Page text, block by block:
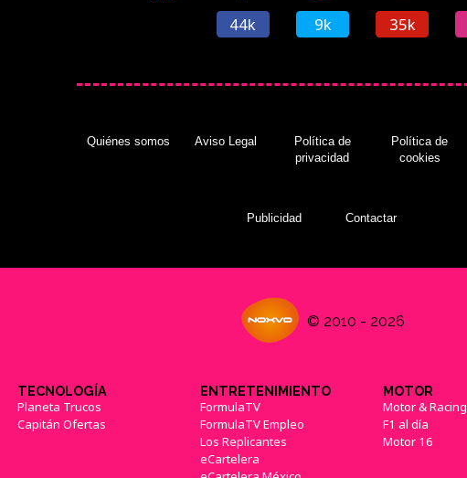
44k 9k 35k
Quiénes somos Aviso Legal
Política de
privacidad
Política de
cookies
Publicidad Contactar
© 2010 - 2026
TECNOLOGÍA
Planeta Trucos
Capitán Ofertas
ENTRETENIMIENTO
FormulaTV
FormulaTV Empleo
Los Replicantes
eCartelera
MOTOR
Motor & Racing
F1 al día
Motor 16